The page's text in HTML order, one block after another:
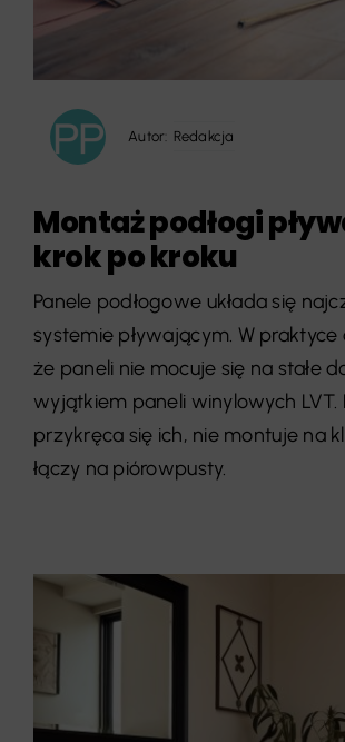
Autor: Redakcja
Montaż podłogi
krok po kroku
Panele podłogowe układa się
systemie pływającym. W praktyce
że paneli nie mocuje się na stałe
wyjątkiem paneli winylowych LVT.
przykręca się ich, nie montuje na
łączy na piórowpusty.